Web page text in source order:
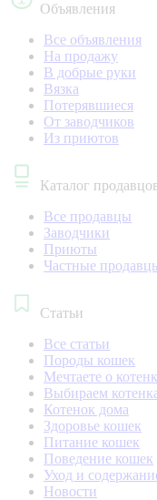
Объявления
Все объявления
На продажу
В добрые руки
Вязка
Потерявшиеся
От заводчиков
Из приютов
Каталог
Все продавцы
Заводчики
Приюты
Частные
Статьи
Все статьи
Породы кошек
Мечтаете о
Выбираем
Котенок дома
Здоровье кошек
Питание кошек
Поведение кошек
Уход и
Новости